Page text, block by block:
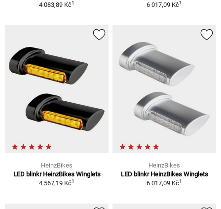
4 083,89 Kč1
6 017,09 Kč1
HeinzBikes
LED blinkr HeinzBikes Winglets
4 567,19 Kč1
HeinzBikes
LED blinkr HeinzBikes Winglets
6 017,09 Kč1